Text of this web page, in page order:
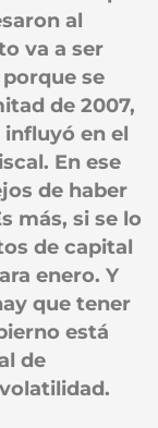
al
va a ser
se
de 2007,
en el
En ese
de haber
más, si se lo
de capital
enero. Y
que tener
está
de